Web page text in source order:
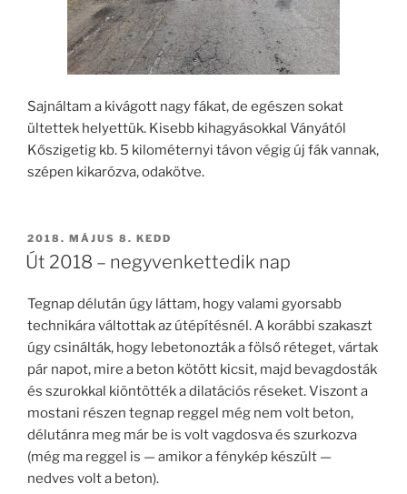
Sajnáltam a kivágott nagy fákat, de egészen sokat
ültettek helyettük. Kisebb kihagyásokkal Ványától
Kőszigetig kb. 5 kilométernyi távon végig új fák vannak,
szépen kikarózva, odakötve.
BEKÜLDVE:
2018. MÁJUS 8. KEDD
Út 2018 – negyvenkettedik nap
Tegnap délután úgy láttam, hogy valami gyorsabb
technikára váltottak az útépítésnél. A korábbi szakaszt
úgy csinálták, hogy lebetonozták a fölső réteget, vártak
pár napot, mire a beton kötött kicsit, majd bevagdosták
és szurokkal kiöntötték a dilatációs réseket. Viszont a
mostani részen tegnap reggel még nem volt beton,
délutánra meg már be is volt vagdosva és szurkozva
(még ma reggel is — amikor a fénykép készült —
nedves volt a beton).